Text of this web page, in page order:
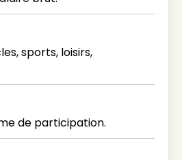
sports, loisirs,
de participation.